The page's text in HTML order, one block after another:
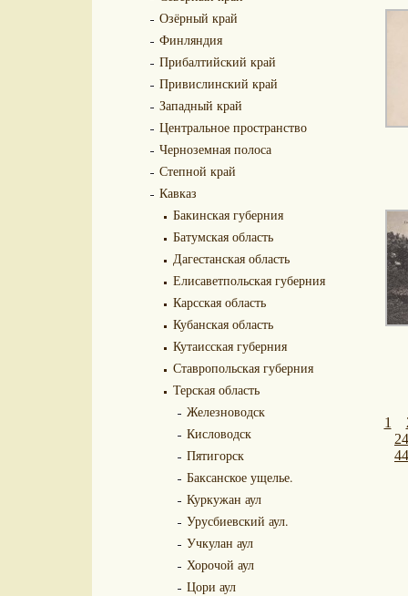
Озёрный край
Финляндия
Прибалтийский край
Привислинский край
Западный край
Центральное пространство
Черноземная полоса
Степной край
Кавказ
Бакинская губерния
Батумская область
Дагестанская область
Елисаветпольская губерния
Карсская область
Кубанская область
Кутаисская губерния
Ставропольская губерния
Терская область
Железноводск
Кисловодск
Пятигорск
Баксанское ущелье.
Куркужан аул
Урусбиевский аул.
Учкулан аул
Хорочой аул
Цори аул
1
24
44